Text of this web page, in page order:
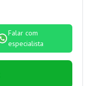
Falar com
especialista